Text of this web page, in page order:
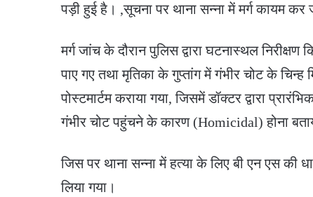
पड़ी हुई है। ,सूचना पर थाना सन्ना में मर्ग कायम कर
मर्ग जांच के दौरान पुलिस द्वारा घटनास्थल
पाए गए तथा मृतिका के गुप्तांग में गंभीर चोट के
पोस्टमार्टम कराया गया, जिसमें डॉक्टर द्वारा
गंभीर चोट पहुंचने के कारण (Homicidal) होना
जिस पर थाना सन्ना में हत्या के लिए बी एन एस की
लिया गया।